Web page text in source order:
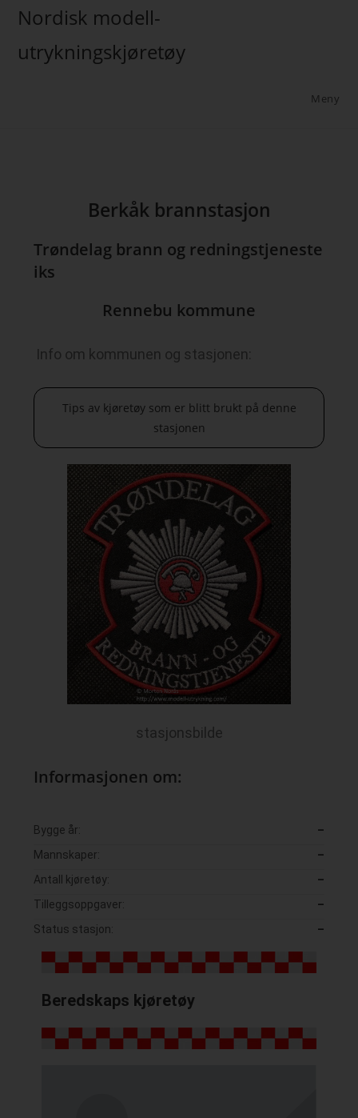
Nordisk modell-
utrykningskjøretøy
Meny
Berkåk brannstasjon
Trøndelag brann og redningstjeneste
iks
Rennebu kommune
Info om kommunen og stasjonen:
Tips av kjøretøy som er blitt brukt på denne
stasjonen
stasjonsbilde
Informasjonen om:
Bygge år:
–
Mannskaper:
–
Antall kjøretøy:
–
Tilleggsoppgaver:
–
Status stasjon:
–
Beredskaps kjøretøy